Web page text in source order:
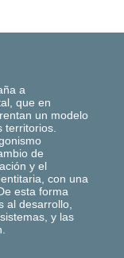
a
que en
un modelo
territorios.
de
y el
con una
esta forma
al desarrollo,
y las